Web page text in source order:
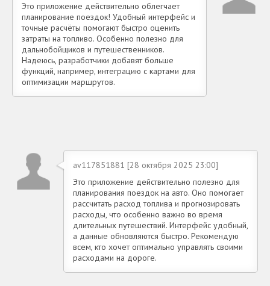
Это приложение действительно облегчает
планирование поездок! Удобный интерфейс и
точные расчёты помогают быстро оценить
затраты на топливо. Особенно полезно для
дальнобойщиков и путешественников.
Надеюсь, разработчики добавят больше
функций, например, интеграцию с картами для
оптимизации маршрутов.
av117851881 [28 октября 2025 23:00]
Это приложение действительно полезно для
планирования поездок на авто. Оно помогает
рассчитать расход топлива и прогнозировать
расходы, что особенно важно во время
длительных путешествий. Интерфейс удобный,
а данные обновляются быстро. Рекомендую
всем, кто хочет оптимально управлять своими
расходами на дороге.